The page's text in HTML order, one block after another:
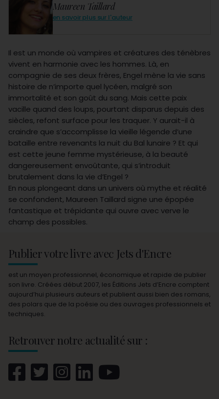
Maureen Taillard
en savoir plus sur l'auteur
Il est un monde où vampires et créatures des ténèbres
vivent en harmonie avec les hommes. Là, en
compagnie de ses deux frères, Engel mène la vie sans
histoire de n’importe quel lycéen, malgré son
immortalité et son goût du sang. Mais cette paix
vacille quand des loups, pourtant disparus depuis des
siècles, refont surface pour les traquer. Y aurait-il à
craindre que s’accomplisse la vieille légende d’une
bataille entre revenants la nuit du Bal lunaire ? Et qui
est cette jeune femme mystérieuse, à la beauté
dangereusement envoûtante, qui s’introduit
brutalement dans la vie d’Engel ?
En nous plongeant dans un univers où mythe et réalité
se confondent, Maureen Taillard signe une épopée
fantastique et trépidante qui ouvre avec verve le
champ des possibles.
Publier votre livre avec Jets d'Encre
est un moyen professionnel, économique et rapide de publier
son livre. Créées début 2007, les Éditions Jets d’Encre comptent
aujourd’hui plusieurs auteurs et publient aussi bien des romans,
des polars que de la poésie ou des ouvrages professionnels et
techniques.
Retrouver notre actualité sur :